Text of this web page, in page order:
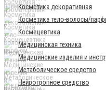
Косметика декоративная
Косметика тело-волосы/
Космецевтика
Медицинская техника
Медицинские изделия и
Метаболическое средство
Нейротропное средство